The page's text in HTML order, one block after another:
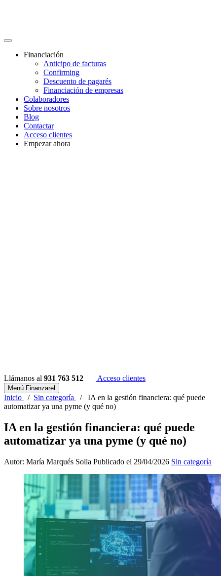
Financiación
Anticipo de facturas
Confirming
Descuento de pagarés
Financiación de empresas
Colaboradores
Sobre nosotros
Blog
Contactar
Acceso clientes
Empezar ahora
Llámanos al 931 763 512 Acceso clientes
Menú Finanzarel
Inicio / Sin categoría / IA en la gestión financiera: qué puede
automatizar ya una pyme (y qué no)
IA en la gestión financiera: qué puede
automatizar ya una pyme (y qué no)
Autor: María Marqués Solla Publicado el 29/04/2026 Sin categoría